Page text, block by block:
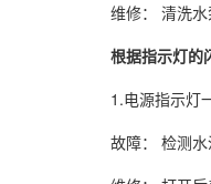
维修： 清洗水
根据指示灯的
1.电源指示灯
故障： 检测水